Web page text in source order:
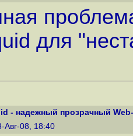
для
- надежный прозрачный
Авг-08, 18:40